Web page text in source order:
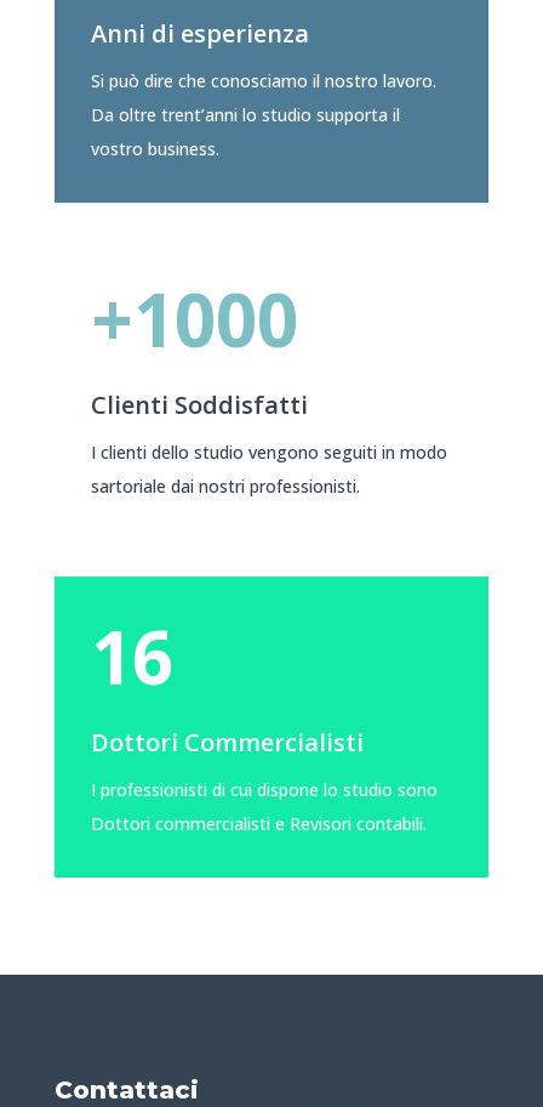
Anni di esperienza
Si può dire che conosciamo il nostro lavoro.
Da oltre trent’anni lo studio supporta il
vostro business.
+1000
Clienti Soddisfatti
I clienti dello studio vengono seguiti in modo
sartoriale dai nostri professionisti.
16
Dottori Commercialisti
I professionisti di cui dispone lo studio sono
Dottori commercialisti e Revisori contabili.
Contattaci